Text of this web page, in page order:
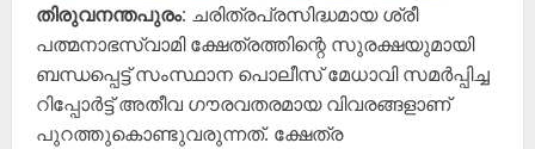
തിരുവനന്തപുരം: ചരിത്രപ്രസിദ്ധമായ ശ്രീ
പത്മനാഭസ്വാമി ക്ഷേത്രത്തിന്റെ സുരക്ഷയുമായി
ബന്ധപ്പെട്ട് സംസ്ഥാന പൊലീസ് മേധാവി സമർപ്പിച്ച
റിപ്പോർട്ട് അതീവ ഗൗരവതരമായ വിവരങ്ങളാണ്
പുറത്തുകൊണ്ടുവരുന്നത്. ക്ഷേത്ര